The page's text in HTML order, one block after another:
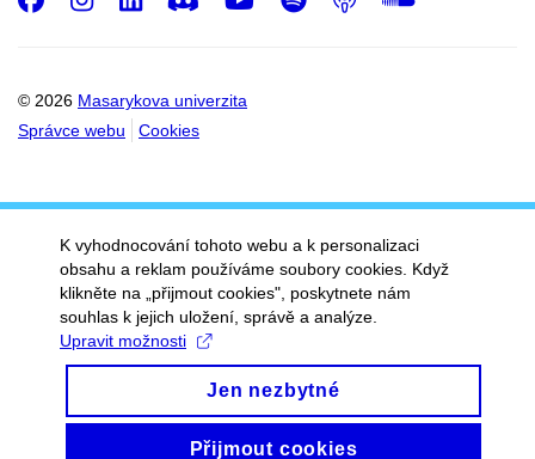
© 2026 Masarykova univerzita
Správce webu
Cookies
K vyhodnocování tohoto webu a k personalizaci
obsahu a reklam používáme soubory cookies. Když
klikněte na „přijmout cookies", poskytnete nám
souhlas k jejich uložení, správě a analýze.
Upravit možnosti
Jen nezbytné
Přijmout cookies